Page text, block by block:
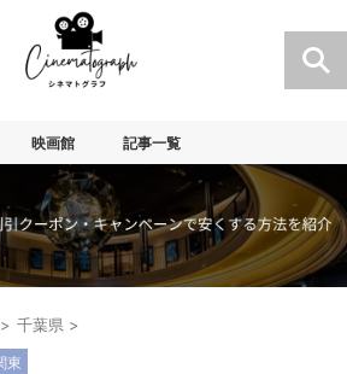
映画館 記事一覧
> 千葉県 >
東